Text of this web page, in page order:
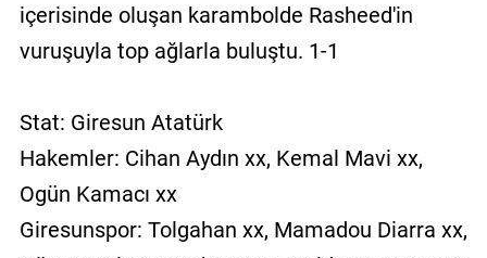
içerisinde oluşan karambolde Rasheed'in
vuruşuyla top ağlarla buluştu. 1-1
Stat: Giresun Atatürk
Hakemler: Cihan Aydın xx, Kemal Mavi xx,
Ogün Kamacı xx
Giresunspor: Tolgahan xx, Mamadou Diarra xx,